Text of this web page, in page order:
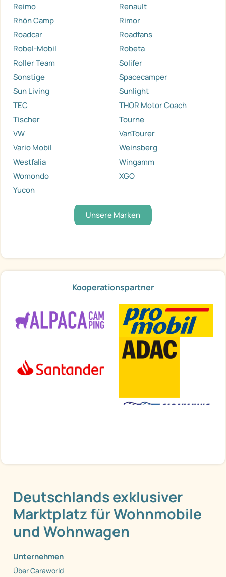
Reimo
Renault
Rhön Camp
Rimor
Roadcar
Roadfans
Robel-Mobil
Robeta
Roller Team
Solifer
Sonstige
Spacecamper
Sun Living
Sunlight
TEC
THOR Motor Coach
Tischer
Tourne
VW
VanTourer
Vario Mobil
Weinsberg
Westfalia
Wingamm
Womondo
XGO
Yucon
Unsere Marken
Kooperationspartner
Deutschlands exklusiver
Marktplatz für Wohnmobile
und Wohnwagen
Unternehmen
Über Caraworld